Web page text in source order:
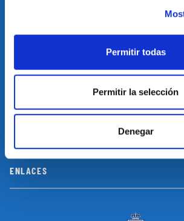
Permitir todas
Permitir la selección
Denegar
ENLACES